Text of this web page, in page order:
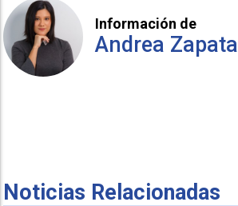
Información de
Andrea Zapata
Noticias Relacionadas